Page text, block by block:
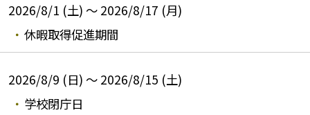
2026/8/1 (土) ～ 2026/8/17 (月)
休暇取得促進期間
2026/8/9 (日) ～ 2026/8/15 (土)
学校閉庁日